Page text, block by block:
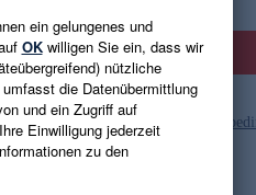
eingeben
und die